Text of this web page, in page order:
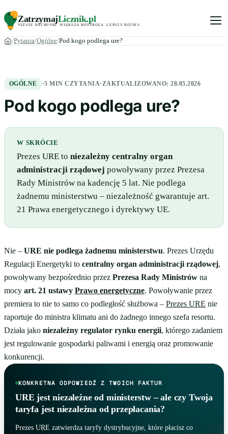
ZatrzymajLicznik.pl
NIŻSZE RACHUNKI. WIĘKSZA KONTROLA LEPSZY BIZNES
Pytania Ogólne Pod kogo podlega ure?
OGÓLNE ·5 MIN CZYTANIA·ZAKTUALIZOWANO:28.05.2026
Pod kogo podlega ure?
W SKRÓCIE
Prezes URE to niezależny centralny organ
administracji rządowej powoływany przez Prezesa
Rady Ministrów na kadencję 5 lat. Nie podlega
żadnemu ministerstwu – niezależność gwarantuje art.
21 Prawa energetycznego i dyrektywy UE.
Nie – URE nie podlega żadnemu ministerstwu. Prezes Urzędu
Regulacji Energetyki to centralny organ administracji rządowej,
powoływany bezpośrednio przez Prezesa Rady Ministrów na
mocy art. 21 ustawy Prawo energetyczne. Powoływanie przez
premiera to nie to samo co podległość służbowa – Prezes URE nie
raportuje do ministra klimatu ani do żadnego innego szefa resortu.
Działa jako niezależny regulator rynku energii, którego zadaniem
jest regulowanie gospodarki paliwami i energią oraz promowanie
konkurencji.
KONKRETNA ODPOWIEDŹ Z TWOICH FAKTUR
URE jest niezależne od ministerstw – ale czy Twoja
taryfa jest niezależna od przepłacania?
Prezes URE zatwierdza taryfy dystrybucyjne, które płacisz co